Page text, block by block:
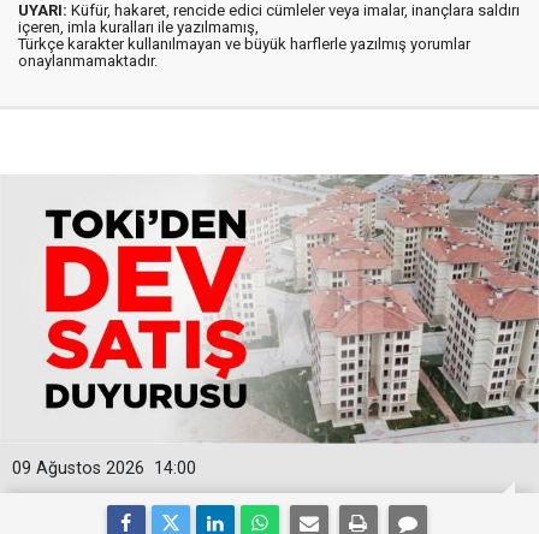
UYARI: Küfür, hakaret, rencide edici cümleler veya imalar, inançlara saldırı
içeren, imla kuralları ile yazılmamış,
Türkçe karakter kullanılmayan ve büyük harflerle yazılmış yorumlar
onaylanmamaktadır.
14:00
09 Ağustos 2026